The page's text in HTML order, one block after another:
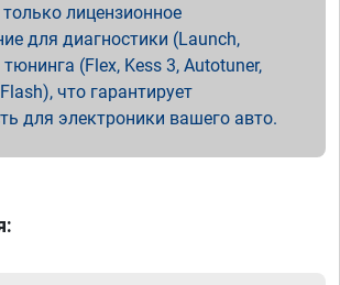
лицензионное
для диагностики (Launch,
(Flex, Kess 3, Autotuner,
что гарантирует
для электроники вашего авто.